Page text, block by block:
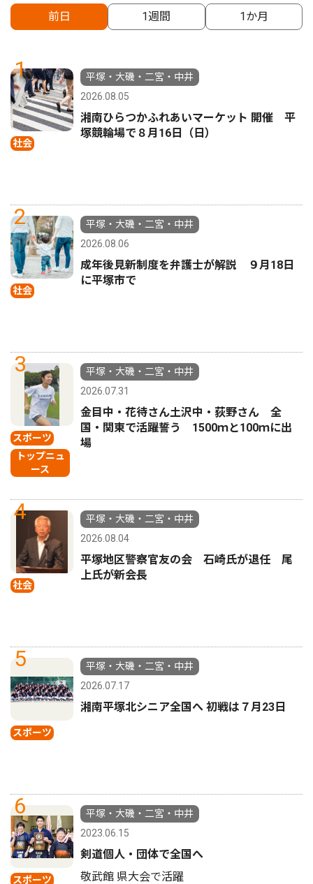
前日 1週間 1か月
1
社会
平塚・大磯・二宮・中井
2026.08.05
湘南ひらつかふれあいマーケット 開催 平
塚競輪場で８月16日（日）
2
社会
平塚・大磯・二宮・中井
2026.08.06
成年後見新制度を弁護士が解説 ９月18日
に平塚市で
3
スポーツ
トップニュ
ース
平塚・大磯・二宮・中井
2026.07.31
金目中・花待さん土沢中・荻野さん 全
国・関東で活躍誓う 1500ｍと100ｍに出
場
4
社会
平塚・大磯・二宮・中井
2026.08.04
平塚地区警察官友の会 石崎氏が退任 尾
上氏が新会長
5
スポーツ
平塚・大磯・二宮・中井
2026.07.17
湘南平塚北シニア全国へ 初戦は７月23日
6
スポーツ
平塚・大磯・二宮・中井
2023.06.15
剣道個人・団体で全国へ
敬武館 県大会で活躍